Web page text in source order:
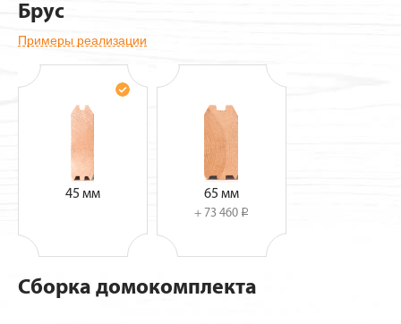
Брус
Примеры реализации
45 мм 65 мм
+ 73 460 i
Сборка домокомплекта